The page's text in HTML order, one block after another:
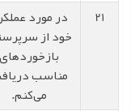
21
در مورد
خود از
بازخوردهای
مناسب
می‌کنم.